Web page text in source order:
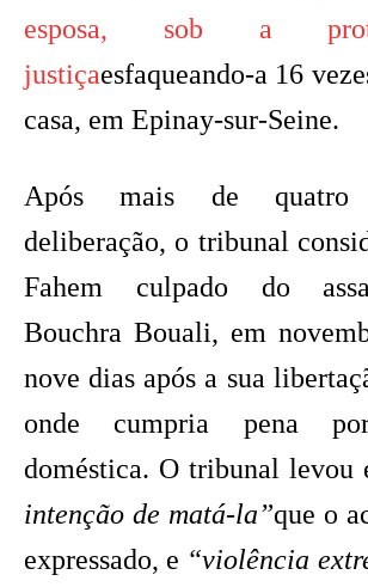
esposa, sob a
justiçaesfaqueando-a 16
casa, em Epinay-sur-Seine.
Após mais de quatro
deliberação, o tribunal
Fahem culpado do
Bouchra Bouali, em
nove dias após a sua
onde cumpria pena
doméstica. O tribunal levou
intenção de matá-la”que o
expressado, e “violência